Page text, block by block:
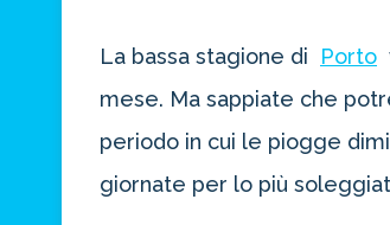
La bassa stagione di Porto
mese. Ma sappiate che
periodo in cui le piogge
giornate per lo più